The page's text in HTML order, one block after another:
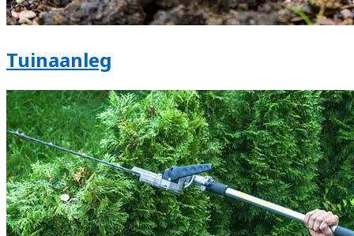
Tuinaanleg